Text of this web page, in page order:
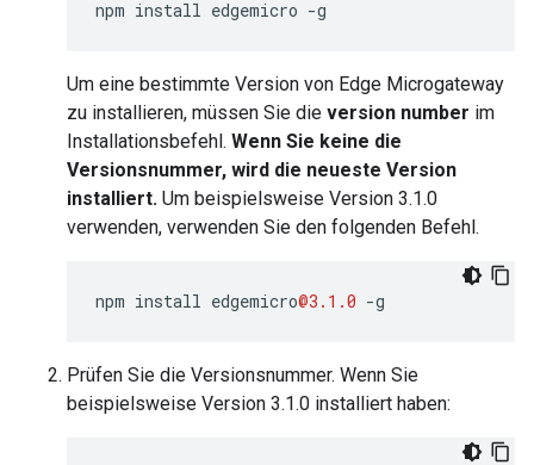
npm install edgemicro -g
Um eine bestimmte Version von Edge Microgateway
zu installieren, müssen Sie die version number im
Installationsbefehl. Wenn Sie keine die
Versionsnummer, wird die neueste Version
installiert. Um beispielsweise Version 3.1.0
verwenden, verwenden Sie den folgenden Befehl.
npm install edgemicro@3.1.0 -g
Prüfen Sie die Versionsnummer. Wenn Sie
beispielsweise Version 3.1.0 installiert haben: